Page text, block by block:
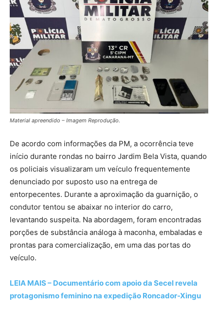
Material apreendido – Imagem Reprodução.
De acordo com informações da PM, a ocorrência teve
início durante rondas no bairro Jardim Bela Vista, quando
os policiais visualizaram um veículo frequentemente
denunciado por suposto uso na entrega de
entorpecentes. Durante a aproximação da guarnição, o
condutor tentou se abaixar no interior do carro,
levantando suspeita. Na abordagem, foram encontradas
porções de substância análoga à maconha, embaladas e
prontas para comercialização, em uma das portas do
veículo.
LEIA MAIS – Documentário com apoio da Secel revela
protagonismo feminino na expedição Roncador-Xingu